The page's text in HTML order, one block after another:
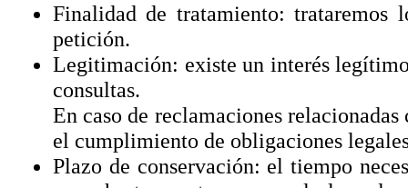
Finalidad de tratamiento: trataremos
petición.
Legitimación: existe un interés
consultas.
En caso de reclamaciones
el cumplimiento de obligaciones
Plazo de conservación: el tiempo